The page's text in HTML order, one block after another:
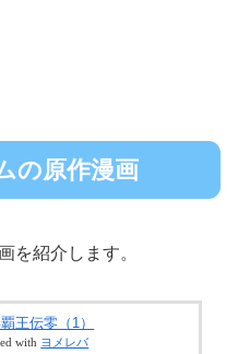
の原作漫画
を紹介します。
王伝零（1）
with ヨメレバ